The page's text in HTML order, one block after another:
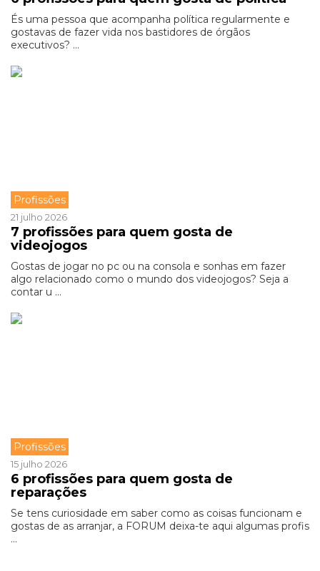
És uma pessoa que acompanha política regularmente e
gostavas de fazer vida nos bastidores de órgãos
executivos? ...
Profissões
21 julho 2026
7 profissões para quem gosta de
videojogos
Gostas de jogar no pc ou na consola e sonhas em fazer
algo relacionado como o mundo dos videojogos? Seja a
contar u ...
Profissões
15 julho 2026
6 profissões para quem gosta de
reparações
Se tens curiosidade em saber como as coisas funcionam e
gostas de as arranjar, a FORUM deixa-te aqui algumas profis
...